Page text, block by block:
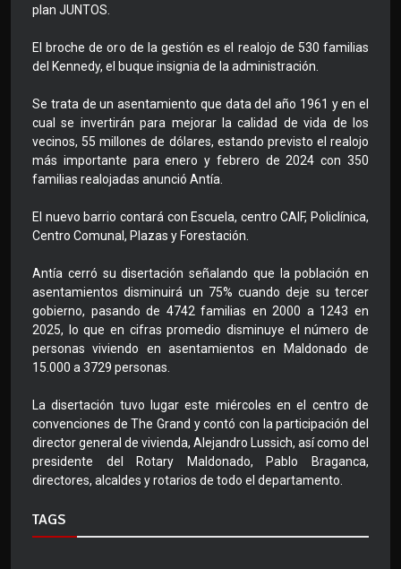
plan JUNTOS.
El broche de oro de la gestión es el realojo de 530 familias
del Kennedy, el buque insignia de la administración.
Se trata de un asentamiento que data del año 1961 y en el
cual se invertirán para mejorar la calidad de vida de los
vecinos, 55 millones de dólares, estando previsto el realojo
más importante para enero y febrero de 2024 con 350
familias realojadas anunció Antía.
El nuevo barrio contará con Escuela, centro CAIF, Policlínica,
Centro Comunal, Plazas y Forestación.
Antía cerró su disertación señalando que la población en
asentamientos disminuirá un 75% cuando deje su tercer
gobierno, pasando de 4742 familias en 2000 a 1243 en
2025, lo que en cifras promedio disminuye el número de
personas viviendo en asentamientos en Maldonado de
15.000 a 3729 personas.
La disertación tuvo lugar este miércoles en el centro de
convenciones de The Grand y contó con la participación del
director general de vivienda, Alejandro Lussich, así como del
presidente del Rotary Maldonado, Pablo Braganca,
directores, alcaldes y rotarios de todo el departamento.
TAGS